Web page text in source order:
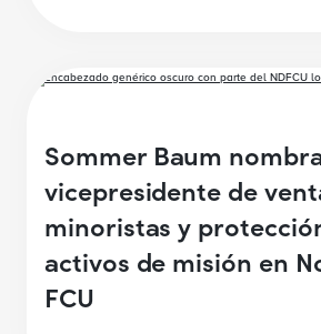
Sommer Baum
vicepresidente de
minoristas y
activos de misión en
FCU